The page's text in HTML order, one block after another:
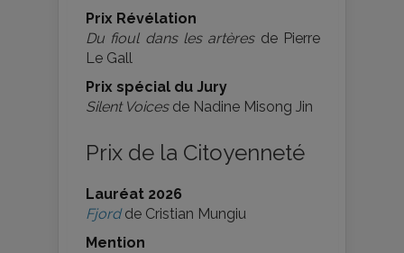
Prix Révélation
Du fioul dans les artèresde Pierre
Le Gall
Prix spécial du Jury
Silent Voicesde Nadine Misong Jin
Prix de la Citoyenneté
Lauréat 2026
Fjordde Cristian Mungiu
Mention